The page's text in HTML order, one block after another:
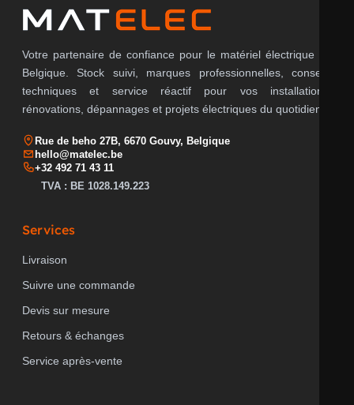
Votre partenaire de confiance pour le matériel électrique en
Belgique. Stock suivi, marques professionnelles, conseils
techniques et service réactif pour vos installations,
rénovations, dépannages et projets électriques du quotidien.
Rue de beho 27B, 6670 Gouvy, Belgique
hello@matelec.be
+32 492 71 43 11
TVA : BE 1028.149.223
Services
Livraison
Suivre une commande
Devis sur mesure
Retours & échanges
Service après-vente